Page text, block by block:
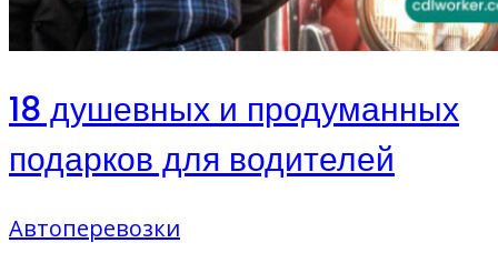
18 душевных и продуманных
подарков для водителей
Автоперевозки